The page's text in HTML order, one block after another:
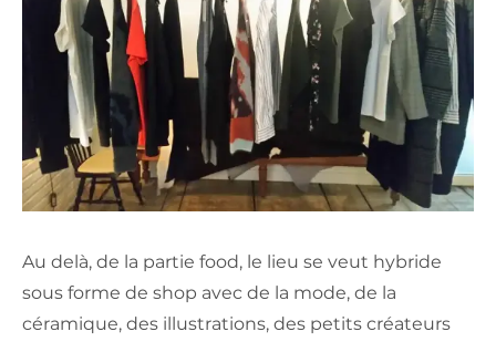
Au delà, de la partie food, le lieu se veut hybride
sous forme de shop avec de la mode, de la
céramique, des illustrations, des petits créateurs